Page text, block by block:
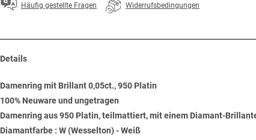
Häufig gestellte Fragen Widerrufsbedingungen
Details
Damenring mit Brillant 0,05ct., 950 Platin
100% Neuware und ungetragen
Damenring aus 950 Platin, teilmattiert, mit einem Diamant-
Diamantfarbe : W (Wesselton) - Weiß